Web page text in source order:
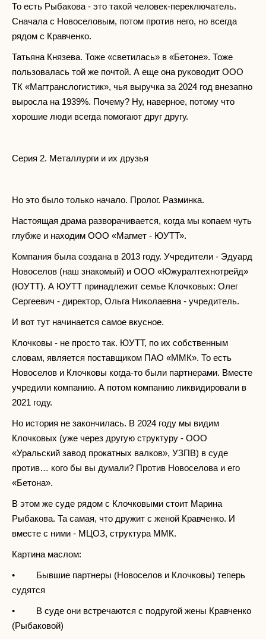
То есть Рыбакова - это такой человек-переключатель.
Сначала с Новоселовым, потом против него, но всегда
рядом с Кравченко.
Татьяна Князева. Тоже «светилась» в «Бетоне». Тоже
пользовалась той же почтой. А еще она руководит ООО
ТК «Магтранслогистик», чья выручка за 2024 год внезапно
выросла на 1939%. Почему? Ну, наверное, потому что
хорошие люди всегда помогают друг другу.
Серия 2. Металлурги и их друзья
Но это было только начало. Пролог. Разминка.
Настоящая драма разворачивается, когда мы копаем чуть
глубже и находим ООО «Магмет - ЮУТТ».
Компания была создана в 2013 году. Учредители - Эдуард
Новоселов (наш знакомый) и ООО «Южуралтехнотрейд»
(ЮУТТ). А ЮУТТ принадлежит семье Клочковых: Олег
Сергеевич - директор, Ольга Николаевна - учредитель.
И вот тут начинается самое вкусное.
Клочковы - не просто так. ЮУТТ, по их собственным
словам, является поставщиком ПАО «ММК». То есть
Новоселов и Клочковы когда-то были партнерами. Вместе
учредили компанию. А потом компанию ликвидировали в
2021 году.
Но история не закончилась. В 2024 году мы видим
Клочковых (уже через другую структуру - ООО
«Уральский завод прокатных валков», УЗПВ) в суде
против… кого бы вы думали? Против Новоселова и его
«Бетона».
В этом же суде рядом с Клочковыми стоит Марина
Рыбакова. Та самая, что дружит с женой Кравченко. И
вместе с ними - МЦОЗ, структура ММК.
Картина маслом:
• Бывшие партнеры (Новоселов и Клочковы) теперь
судятся
• В суде они встречаются с подругой жены Кравченко
(Рыбаковой)